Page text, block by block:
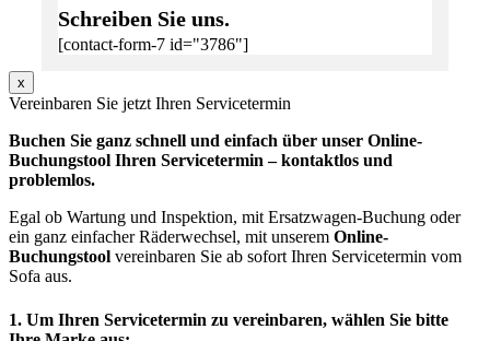
Schreiben Sie uns.
[contact-form-7 id="3786"]
x
Vereinbaren Sie jetzt Ihren Servicetermin
Buchen Sie ganz schnell und einfach über unser Online-
Buchungstool Ihren Servicetermin – kontaktlos und
problemlos.
Egal ob Wartung und Inspektion, mit Ersatzwagen-Buchung oder
ein ganz einfacher Räderwechsel, mit unserem Online-
Buchungstool vereinbaren Sie ab sofort Ihren Servicetermin vom
Sofa aus.
1. Um Ihren Servicetermin zu vereinbaren, wählen Sie bitte